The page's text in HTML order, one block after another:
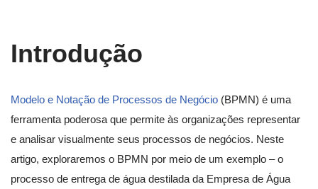
Introdução
Modelo e Notação de Processos de Negócio (BPMN) é uma
ferramenta poderosa que permite às organizações representar
e analisar visualmente seus processos de negócios. Neste
artigo, exploraremos o BPMN por meio de um exemplo – o
processo de entrega de água destilada da Empresa de Água